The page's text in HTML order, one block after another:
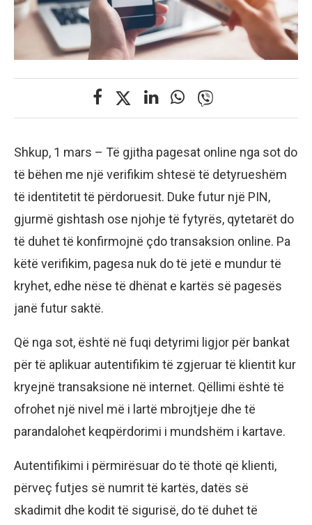
Shkup, 1 mars – Të gjitha pagesat online nga sot do
të bëhen me një verifikim shtesë të detyrueshëm
të identitetit të përdoruesit. Duke futur një PIN,
gjurmë gishtash ose njohje të fytyrës, qytetarët do
të duhet të konfirmojnë çdo transaksion online. Pa
këtë verifikim, pagesa nuk do të jetë e mundur të
kryhet, edhe nëse të dhënat e kartës së pagesës
janë futur saktë.
Që nga sot, është në fuqi detyrimi ligjor për bankat
për të aplikuar autentifikim të zgjeruar të klientit kur
kryejnë transaksione në internet. Qëllimi është të
ofrohet një nivel më i lartë mbrojtjeje dhe të
parandalohet keqpërdorimi i mundshëm i kartave.
Autentifikimi i përmirësuar do të thotë që klienti,
përveç futjes së numrit të kartës, datës së
skadimit dhe kodit të sigurisë, do të duhet të